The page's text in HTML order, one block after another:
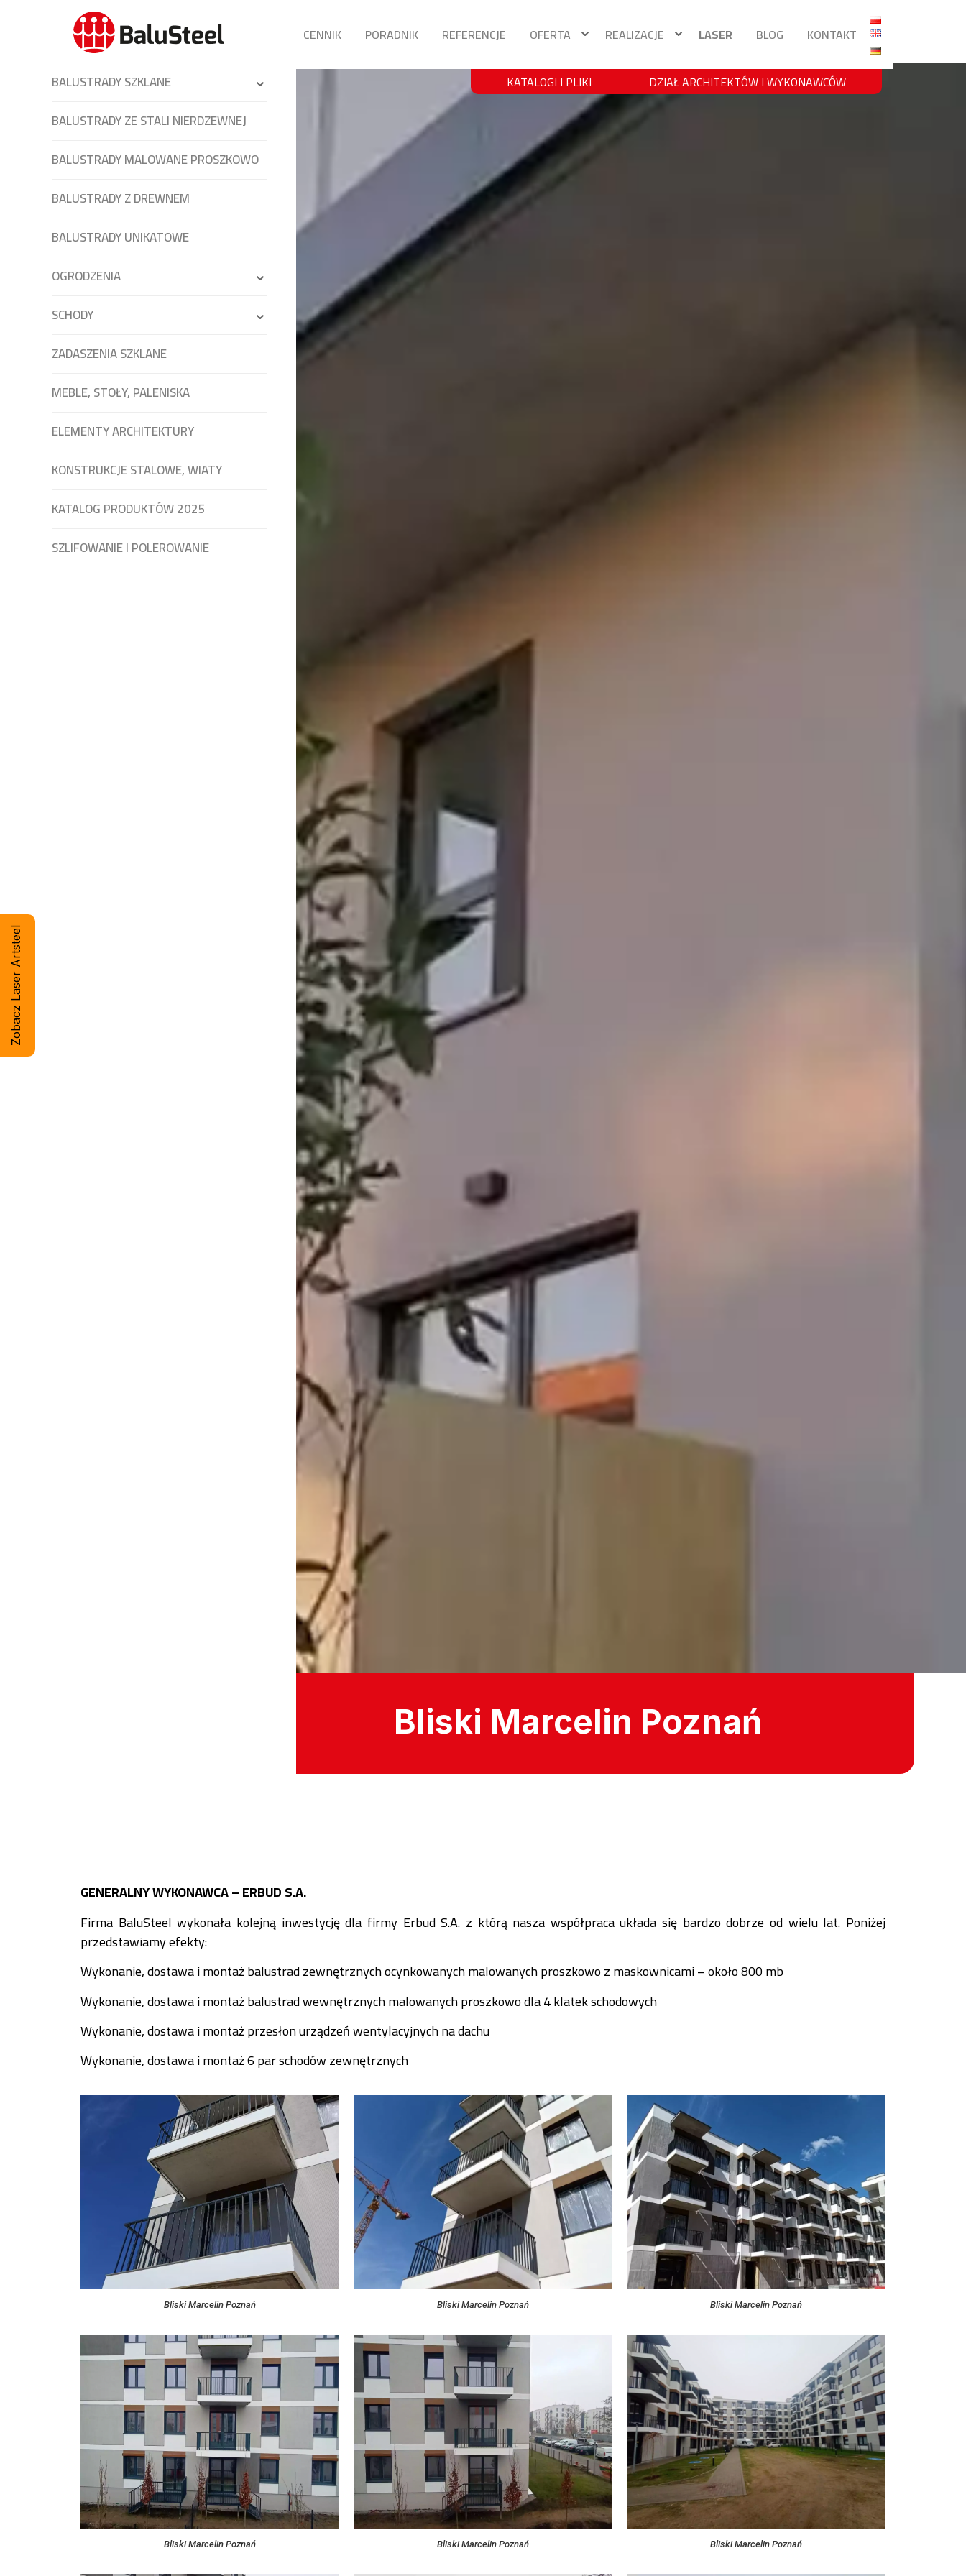
CENNIK PORADNIK REFERENCJE OFERTA REALIZACJE LASER BLOG KONTAKT
KATALOGI I PLIKI DZIAŁ ARCHITEKTÓW I WYKONAWCÓW
Zobacz Laser Artsteel
BALUSTRADY SZKLANE
BALUSTRADY ZE STALI NIERDZEWNEJ
BALUSTRADY MALOWANE PROSZKOWO
BALUSTRADY Z DREWNEM
BALUSTRADY UNIKATOWE
OGRODZENIA
SCHODY
ZADASZENIA SZKLANE
MEBLE, STOŁY, PALENISKA
ELEMENTY ARCHITEKTURY
KONSTRUKCJE STALOWE, WIATY
KATALOG PRODUKTÓW 2025
SZLIFOWANIE I POLEROWANIE
Bliski Marcelin Poznań
GENERALNY WYKONAWCA – ERBUD S.A.
Firma BaluSteel wykonała kolejną inwestycję dla firmy Erbud S.A. z którą nasza współpraca układa się bardzo dobrze od wielu lat. Poniżej
przedstawiamy efekty:
Wykonanie, dostawa i montaż balustrad zewnętrznych ocynkowanych malowanych proszkowo z maskownicami – około 800 mb
Wykonanie, dostawa i montaż balustrad wewnętrznych malowanych proszkowo dla 4 klatek schodowych
Wykonanie, dostawa i montaż przesłon urządzeń wentylacyjnych na dachu
Wykonanie, dostawa i montaż 6 par schodów zewnętrznych
Bliski Marcelin Poznań Bliski Marcelin Poznań Bliski Marcelin Poznań
Bliski Marcelin Poznań Bliski Marcelin Poznań Bliski Marcelin Poznań